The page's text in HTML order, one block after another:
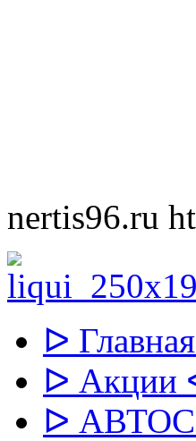
nertis96.ru
ᐅ
ᐅ Акции
ᐅ